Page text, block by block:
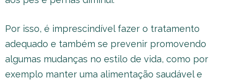
Por isso, é imprescindível fazer o tratamento
adequado e também se prevenir promovendo
algumas mudanças no estilo de vida, como por
exemplo manter uma alimentação saudável e